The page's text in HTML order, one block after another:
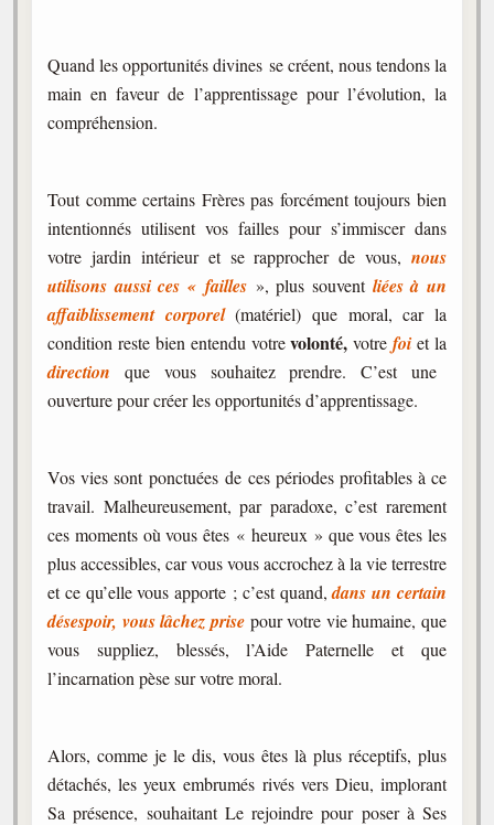
Quand les opportunités divines se créent, nous tendons la
main en faveur de l’apprentissage pour l’évolution, la
compréhension.
Tout comme certains Frères pas forcément toujours bien
intentionnés utilisent vos failles pour s’immiscer dans
votre jardin intérieur et se rapprocher de vous, nous
utilisons aussi ces « failles», plus souvent liées à un
affaiblissement corporel(matériel) que moral, car la
condition reste bien entendu votrevolonté, votrefoiet la
direction que vous souhaitez prendre. C’est une
ouverture pour créer les opportunités d’apprentissage.
Vos vies sont ponctuées de ces périodes profitables à ce
travail. Malheureusement, par paradoxe, c’est rarement
ces moments où vous êtes « heureux » que vous êtes les
plus accessibles, car vous vous accrochez à la vie terrestre
et ce qu’elle vous apporte ; c’est quand,dans un certain
désespoir, vous lâchez prisepour votre vie humaine, que
vous suppliez, blessés, l’Aide Paternelle et que
l’incarnation pèse sur votre moral.
Alors, comme je le dis, vous êtes là plus réceptifs, plus
détachés, les yeux embrumés rivés vers Dieu, implorant
Sa présence, souhaitant Le rejoindre pour poser à Ses